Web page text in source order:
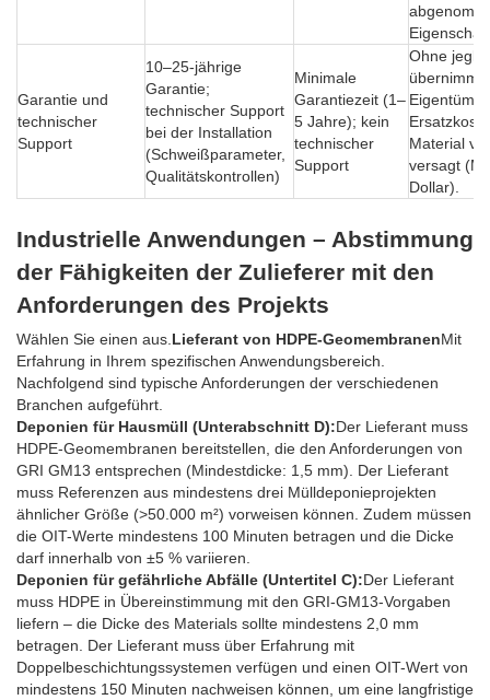
Garantie und
technischer
Support
10–25-jährige
Garantie;
technischer Support
bei der Installation
(Schweißparameter,
Qualitätskontrollen)
Minimale
Garantiezeit (1–
5 Jahre); kein
technischer
Support
Ohne
übernimmt
Material
versagt
Dollar).
Industrielle Anwendungen – Abstimmung
der Fähigkeiten der Zulieferer mit den
Anforderungen des Projekts
Wählen Sie einen aus. Lieferant von HDPE-GeomembranenMit
Erfahrung in Ihrem spezifischen Anwendungsbereich.
Nachfolgend sind typische Anforderungen der verschiedenen
Branchen aufgeführt.
Deponien für Hausmüll (Unterabschnitt D):Der Lieferant muss
HDPE-Geomembranen bereitstellen, die den Anforderungen von
GRI GM13 entsprechen (Mindestdicke: 1,5 mm). Der Lieferant
muss Referenzen aus mindestens drei Mülldeponieprojekten
ähnlicher Größe (>50.000 m²) vorweisen können. Zudem müssen
die OIT-Werte mindestens 100 Minuten betragen und die Dicke
darf innerhalb von ±5 % variieren.
Deponien für gefährliche Abfälle (Untertitel C):Der Lieferant
muss HDPE in Übereinstimmung mit den GRI-GM13-Vorgaben
liefern – die Dicke des Materials sollte mindestens 2,0 mm
betragen. Der Lieferant muss über Erfahrung mit
Doppelbeschichtungssystemen verfügen und einen OIT-Wert von
mindestens 150 Minuten nachweisen können, um eine langfristige